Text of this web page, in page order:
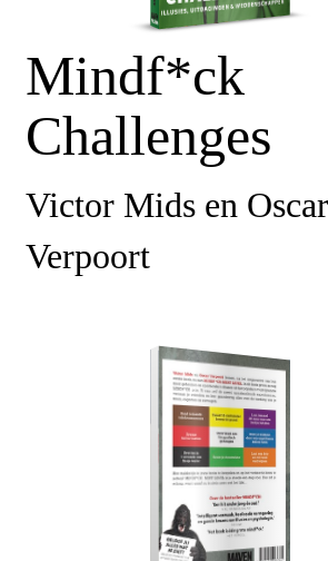
Mindf*ck
Challenges
Victor Mids en Oscar
Verpoort